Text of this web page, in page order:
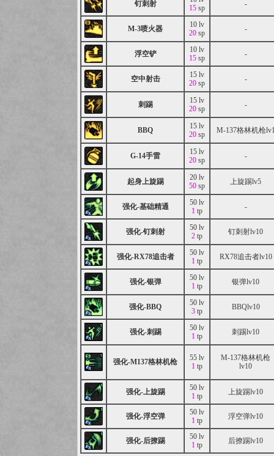
钉刺射
15 sp -
M-3喷火器
10 lv
20 sp -
浮空铲
10 lv
15 sp -
空中射击
15 lv
20 sp -
刺踢
15 lv
20 sp -
BBQ
15 lv
20 sp M-137格林机枪
G-14手雷
15 lv
20 sp -
起身上旋踢
20 lv
50 sp 上旋踢lv5
强化-基础精通
50 lv
1 tp -
强化-钉刺射
50 lv
2 tp 钉刺射lv10
强化-RX78追击者
50 lv
1 tp RX78追击者lv10
强化-银弹
50 lv
1 tp 银弹lv10
强化-BBQ
50 lv
3 tp BBQlv10
强化-刺踢
50 lv
1 tp 刺踢lv10
强化-M137格林机枪
55 lv
1 tp
M-137格林机枪
lv10
强化-上旋踢
50 lv
1 tp 上旋踢lv10
强化-浮空弹
50 lv
1 tp 浮空弹lv10
强化-后撩踢
50 lv
1 tp 后撩踢lv10